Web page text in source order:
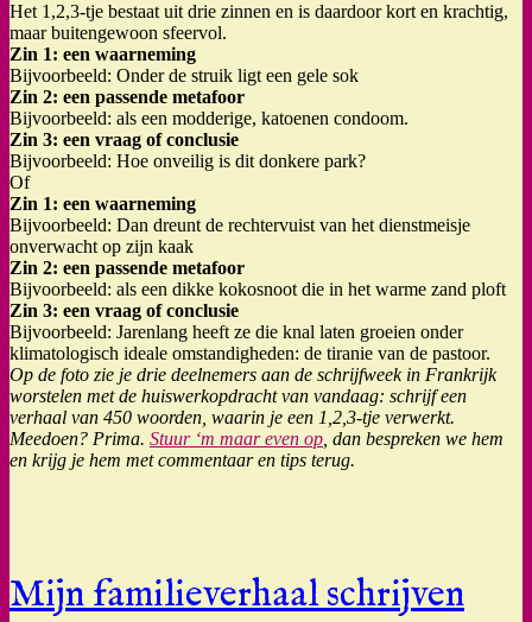
Het 1,2,3-tje bestaat uit drie zinnen en is daardoor kort en krachtig,
maar buitengewoon sfeervol.
Zin 1: een waarneming
Bijvoorbeeld: Onder de struik ligt een gele sok
Zin 2: een passende metafoor
Bijvoorbeeld: als een modderige, katoenen condoom.
Zin 3: een vraag of conclusie
Bijvoorbeeld: Hoe onveilig is dit donkere park?
Of
Zin 1: een waarneming
Bijvoorbeeld: Dan dreunt de rechtervuist van het dienstmeisje
onverwacht op zijn kaak
Zin 2: een passende metafoor
Bijvoorbeeld: als een dikke kokosnoot die in het warme zand ploft
Zin 3: een vraag of conclusie
Bijvoorbeeld: Jarenlang heeft ze die knal laten groeien onder
klimatologisch ideale omstandigheden: de tiranie van de pastoor.
Op de foto zie je drie deelnemers aan de schrijfweek in Frankrijk
worstelen met de huiswerkopdracht van vandaag: schrijf een
verhaal van 450 woorden, waarin je een 1,2,3-tje verwerkt.
Meedoen? Prima. Stuur ‘m maar even op , dan bespreken we hem
en krijg je hem met commentaar en tips terug.
Mijn familieverhaal schrijven